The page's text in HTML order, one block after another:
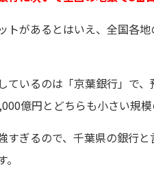
トがあるとはいえ、全国各
いるのは「京葉銀行」で、
億円とどちらも小さい規模
すぎるので、千葉県の銀行